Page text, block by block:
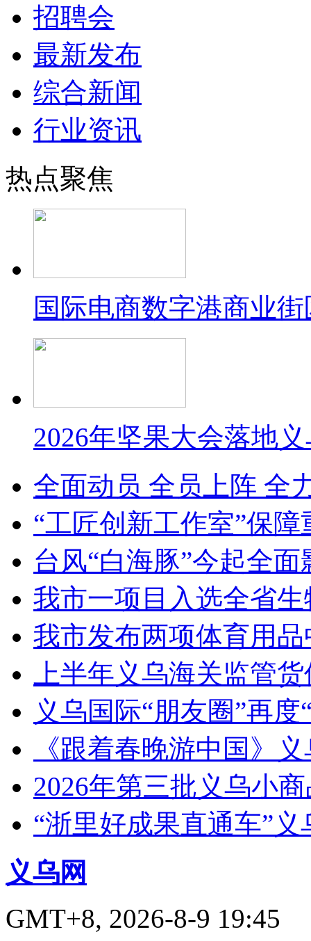
招聘会
最新发布
综合新闻
行业资讯
热点聚焦
国际电商数字港商业
2026年坚果大会落地
全面动员 全员上阵 全
“工匠创新工作室”保
台风“白海豚”今起全面
我市一项目入选全省
我市发布两项体育用
上半年义乌海关监管
义乌国际“朋友圈”再度
《跟着春晚游中国》
2026年第三批义乌小
“浙里好成果直通车”
义乌网
GMT+8, 2026-8-9 19:45